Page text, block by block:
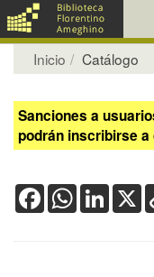
Inicio Catálogo
Sanciones a
podrán inscribirse
FacebookWhatsAppX